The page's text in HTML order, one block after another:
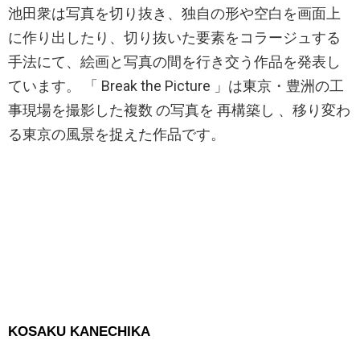
池田衆は写真を切り抜き、独自の形や空白を画面上
に作り出したり、切り抜いた要素をコラージュする
手法にて、絵画と写真の間を行き交う作品を発表し
ています。 「 Break the Picture 」は東京・豊洲の工
事現場を撮影した複数 の写真を 再構築し 、移り変わ
る東京の風景を捉えた作品です。
KOSAKU KANECHIKA